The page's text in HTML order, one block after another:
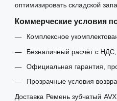
оптимизировать складской
Коммерческие условия
Комплексное
Безналичный расчёт с НДС,
Официальная гарантия,
Прозрачные условия
Доставка Ремень зубчатый